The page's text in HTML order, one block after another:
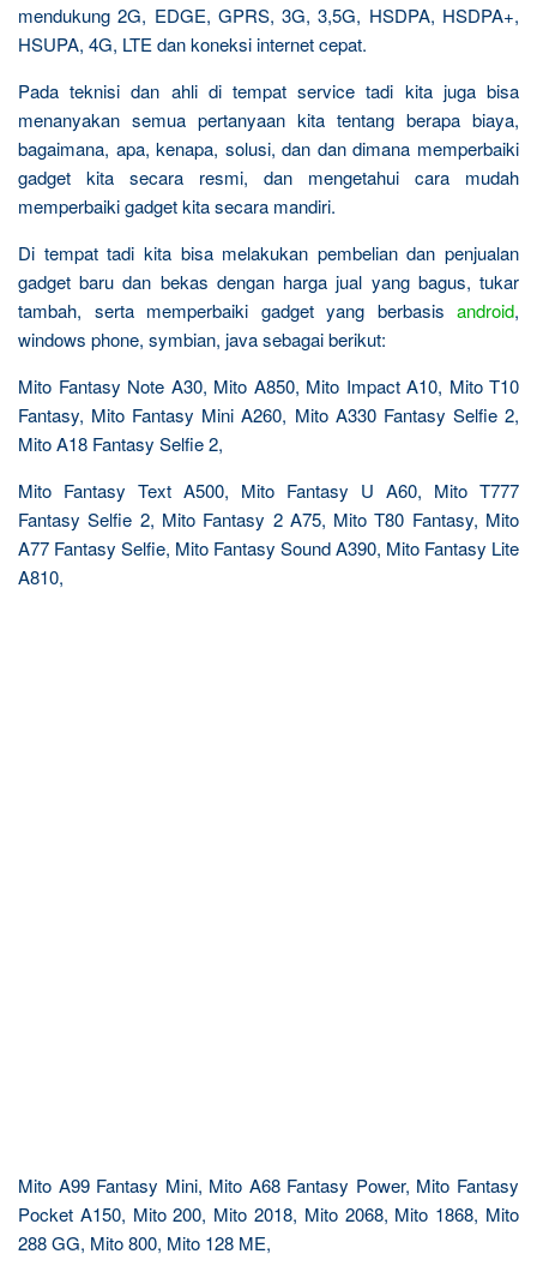
mendukung 2G, EDGE, GPRS, 3G, 3,5G, HSDPA, HSDPA+,
HSUPA, 4G, LTE dan koneksi internet cepat.
Pada teknisi dan ahli di tempat service tadi kita juga bisa
menanyakan semua pertanyaan kita tentang berapa biaya,
bagaimana, apa, kenapa, solusi, dan dan dimana memperbaiki
gadget kita secara resmi, dan mengetahui cara mudah
memperbaiki gadget kita secara mandiri.
Di tempat tadi kita bisa melakukan pembelian dan penjualan
gadget baru dan bekas dengan harga jual yang bagus, tukar
tambah, serta memperbaiki gadget yang berbasis android,
windows phone, symbian, java sebagai berikut:
Mito Fantasy Note A30, Mito A850, Mito Impact A10, Mito T10
Fantasy, Mito Fantasy Mini A260, Mito A330 Fantasy Selfie 2,
Mito A18 Fantasy Selfie 2,
Mito Fantasy Text A500, Mito Fantasy U A60, Mito T777
Fantasy Selfie 2, Mito Fantasy 2 A75, Mito T80 Fantasy, Mito
A77 Fantasy Selfie, Mito Fantasy Sound A390, Mito Fantasy Lite
A810,
Mito A99 Fantasy Mini, Mito A68 Fantasy Power, Mito Fantasy
Pocket A150, Mito 200, Mito 2018, Mito 2068, Mito 1868, Mito
288 GG, Mito 800, Mito 128 ME,